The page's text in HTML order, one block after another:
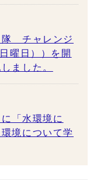
隊 チャレンジ
曜日））を開
ました。
「水環境に
境について学